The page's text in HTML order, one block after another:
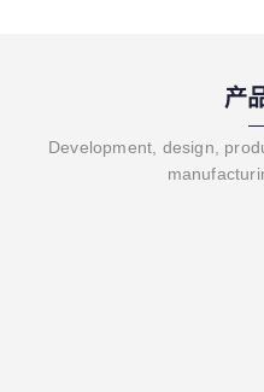
产
Development, design,